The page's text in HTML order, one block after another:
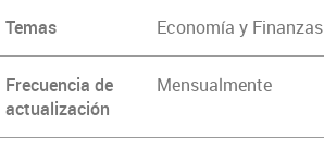
Temas Economía y Finanzas
Frecuencia de
actualización
Mensualmente